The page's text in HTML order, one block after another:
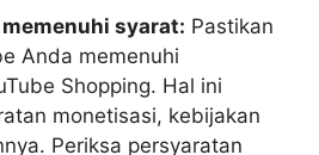
syarat: Pastikan
Anda memenuhi
Shopping. Hal ini
monetisasi, kebijakan
Periksa persyaratan